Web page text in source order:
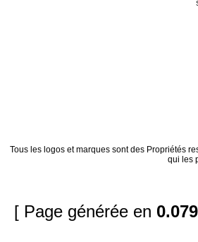
Tous les logos et marques sont des Propriétés
qui les
[ Page générée en